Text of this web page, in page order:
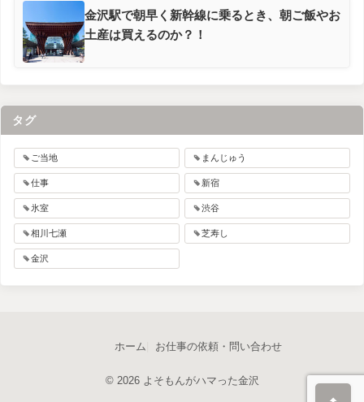
金沢駅で朝早く新幹線に乗るとき、朝ご飯やお
土産は買えるのか？！
タグ
ご当地 まんじゅう
仕事 新宿
氷室 渋谷
相川七瀬 芝寿し
金沢
ホーム お仕事の依頼・問い合わせ
© 2026 よそもんがハマった金沢